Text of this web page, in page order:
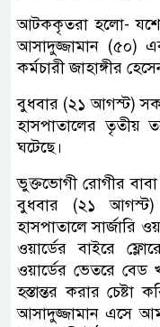
আটককৃতরা হলো-
আসাদুজ্জামান (৫০)
কর্মচারী জাহাঙ্গীর
বুধবার (২১ আগস্ট)
হাসপাতালের তৃতীয়
ঘটেছে।
ভুক্তভোগী রোগীর
বুধবার (২১ আগস্ট)
হাসপাতালে সার্জারি
ওয়ার্ডের বাইরে
ওয়ার্ডের ভেতরে
হস্তান্তর করার
আসাদুজ্জামান এসে